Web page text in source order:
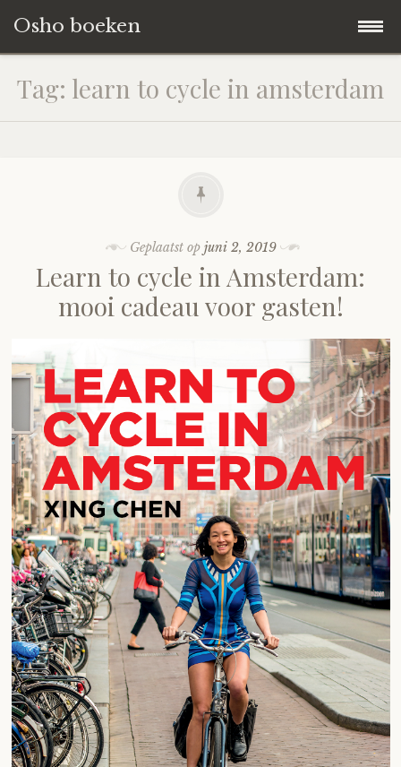
Osho boeken
Naar
de
inhoud
Blog
Tag: learn to cycle in amsterdam
Geplaatst opjuni 2, 2019
Learn to cycle in Amsterdam:
mooi cadeau voor gasten!